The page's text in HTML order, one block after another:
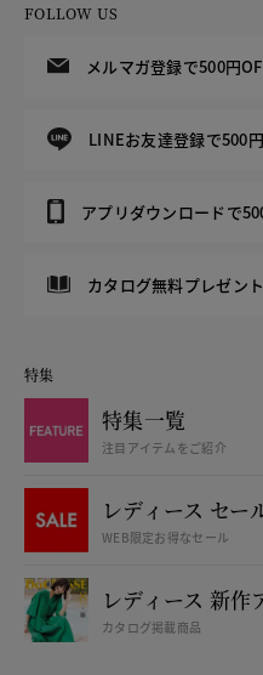
FOLLOW US
メルマガ登録で500円
LINEお友達登録で500円
アプリダウンロードで
カタログ無料プレゼント
特集
特集一覧
注目アイテムをご紹介
レディース セー
WEB限定お得なセール
レディース 新作
カタログ掲載商品